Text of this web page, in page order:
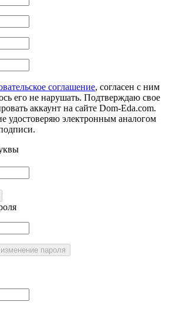
соглашение, согласен с ним
его не нарушать. Подтверждаю свое
аккаунт на сайте Dom-Eda.com.
удостоверяю электронным аналогом
пароля